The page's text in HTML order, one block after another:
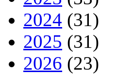
2024 (31)
2025 (31)
2026 (23)